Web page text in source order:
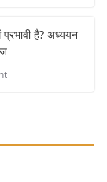
प्रभावी है? अध्ययन